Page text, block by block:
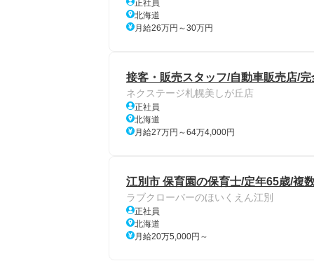
正社員
北海道
月給26万円～30万円
接客・販売スタッフ/自動車販売店/
ネクステージ札幌美しが丘店
正社員
北海道
月給27万円～64万4,000円
江別市 保育園の保育士/定年65歳/複
ラブクローバーのほいくえん江別
正社員
北海道
月給20万5,000円～